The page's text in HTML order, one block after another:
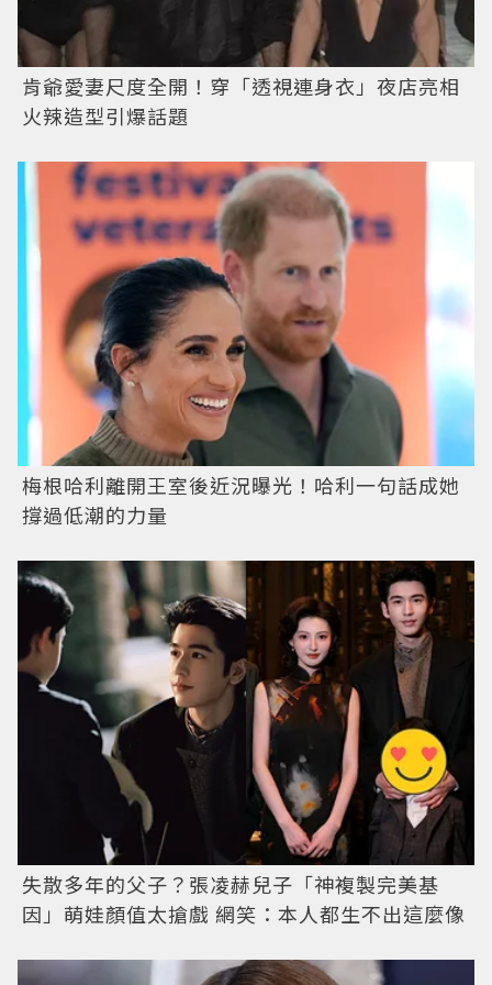
肯爺愛妻尺度全開！穿「透視連身衣」夜店亮相
火辣造型引爆話題
梅根哈利離開王室後近況曝光！哈利一句話成她
撐過低潮的力量
失散多年的父子？張凌赫兒子「神複製完美基
因」萌娃顏值太搶戲 網笑：本人都生不出這麼像